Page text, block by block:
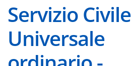
Servizio Civile
Universale